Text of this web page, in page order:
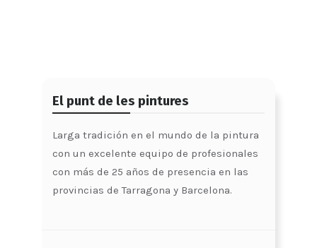
El punt de les pintures
Larga tradición en el mundo de la pintura
con un excelente equipo de profesionales
con más de 25 años de presencia en las
provincias de Tarragona y Barcelona.